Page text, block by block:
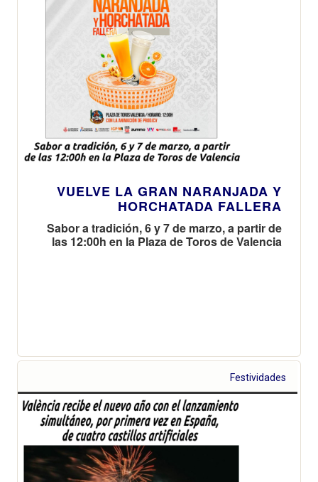
VUELVE LA GRAN NARANJADA Y
HORCHATADA FALLERA
Sabor a tradición, 6 y 7 de marzo, a partir de
las 12:00h en la Plaza de Toros de Valencia
Festividades